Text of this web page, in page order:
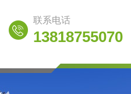
联系电话
13818755070